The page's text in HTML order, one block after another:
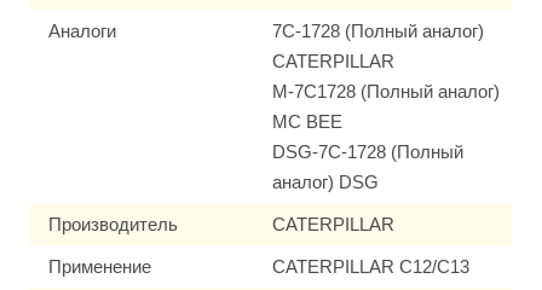
Аналоги
7C-1728 (Полный аналог)
CATERPILLAR
M-7C1728 (Полный аналог)
MC BEE
DSG-7C-1728 (Полный
аналог) DSG
Производитель CATERPILLAR
Применение CATERPILLAR C12/C13